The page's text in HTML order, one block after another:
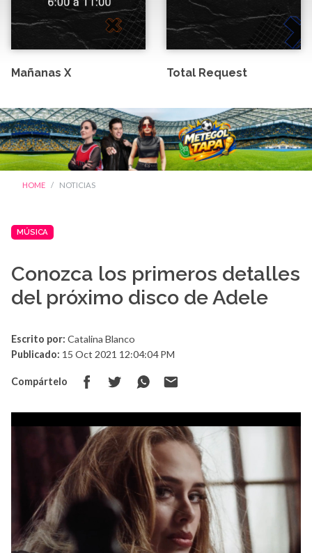
Mañanas X Total Request
HOME NOTICIAS
MÚSICA
Conozca los primeros detalles
del próximo disco de Adele
Escrito por: Catalina Blanco
Publicado: 15 Oct 2021 12:04:04 PM
Compártelo